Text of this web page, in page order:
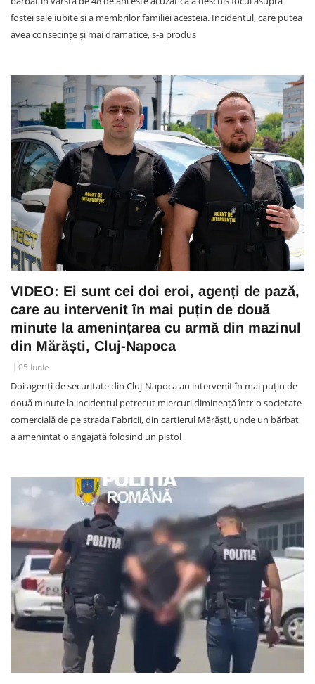
fostei sale iubite și a membrilor familiei acesteia. Incidentul, care putea
avea consecințe și mai dramatice, s-a produs
VIDEO: Ei sunt cei doi eroi, agenți de pază,
care au intervenit în mai puțin de două
minute la amenințarea cu armă din mazinul
din Mărăști, Cluj-Napoca
05 Iunie
Doi agenți de securitate din Cluj-Napoca au intervenit în mai puțin de
două minute la incidentul petrecut miercuri dimineață într-o societate
comercială de pe strada Fabricii, din cartierul Mărăști, unde un bărbat
a amenințat o angajată folosind un pistol